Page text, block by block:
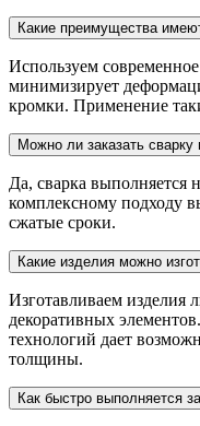
Какие преимущества
Используем
минимизирует
кромки. Применение
Можно ли заказать сварку
Да, сварка выполняется
комплексному подходу
сжатые сроки.
Какие изделия можно
Изготавливаем изделия
декоративных
технологий дает
толщины.
Как быстро выполняется